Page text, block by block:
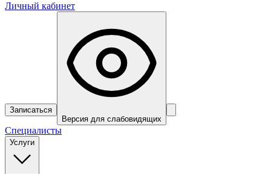
Личный кабинет
Записаться
Версия для слабовидящих
Специалисты
Услуги